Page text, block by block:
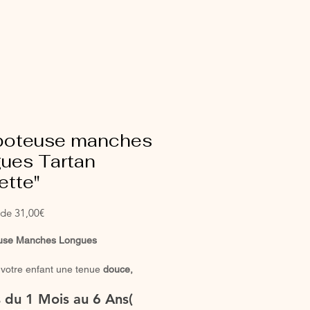
manches
Tartan
31,00€Prix
Manches Longues
enfant une tenue douce,
entièrement confectionnée à la
du 1 Mois au 6 Ans(